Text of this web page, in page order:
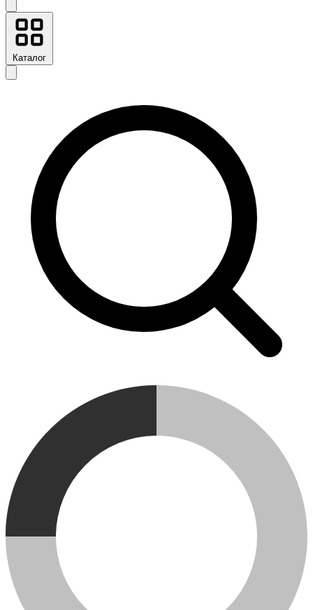
Каталог